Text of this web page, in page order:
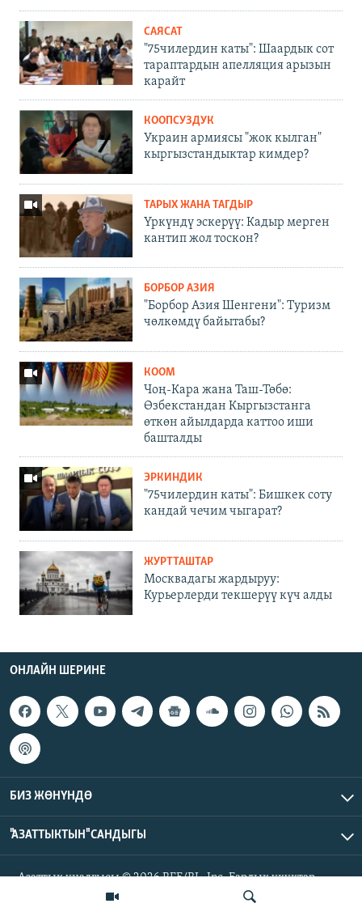
САЯСАТ
"75чилердин каты": Шаардык сот
тараптардын апелляция арызын
карайт
КООПСУЗДУК
Украин армиясы "жок кылган"
кыргызстандыктар кимдер?
ТАРЫХ ЖАНА ТАГДЫР
Үркүндү эскерүү: Кадыр мерген
кантип жол тоскон?
БОРБОР АЗИЯ
"Борбор Азия Шенгени": Туризм
чөлкөмдү байытабы?
КООМ
Чоң-Кара жана Таш-Төбө:
Өзбекстандан Кыргызстанга
өткөн айылдарда каттоо иши
башталды
ЭРКИНДИК
"75чилердин каты": Бишкек соту
кандай чечим чыгарат?
ЖУРТТАШТАР
Москвадагы жардыруу:
Курьерлерди текшерүү күч алды
ОНЛАЙН ШЕРИНЕ
БИЗ ЖӨНҮНДӨ
"АЗАТТЫКТЫН" САНДЫГЫ
Азаттык үналгысы © 2026 RFE/RL, Inc. Бардык укуктар